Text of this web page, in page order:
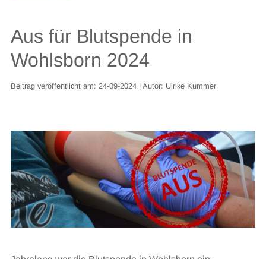
Aus für Blutspende in
Wohlsborn 2024
Beitrag veröffentlicht am: 24-09-2024 | Autor: Ulrike Kummer